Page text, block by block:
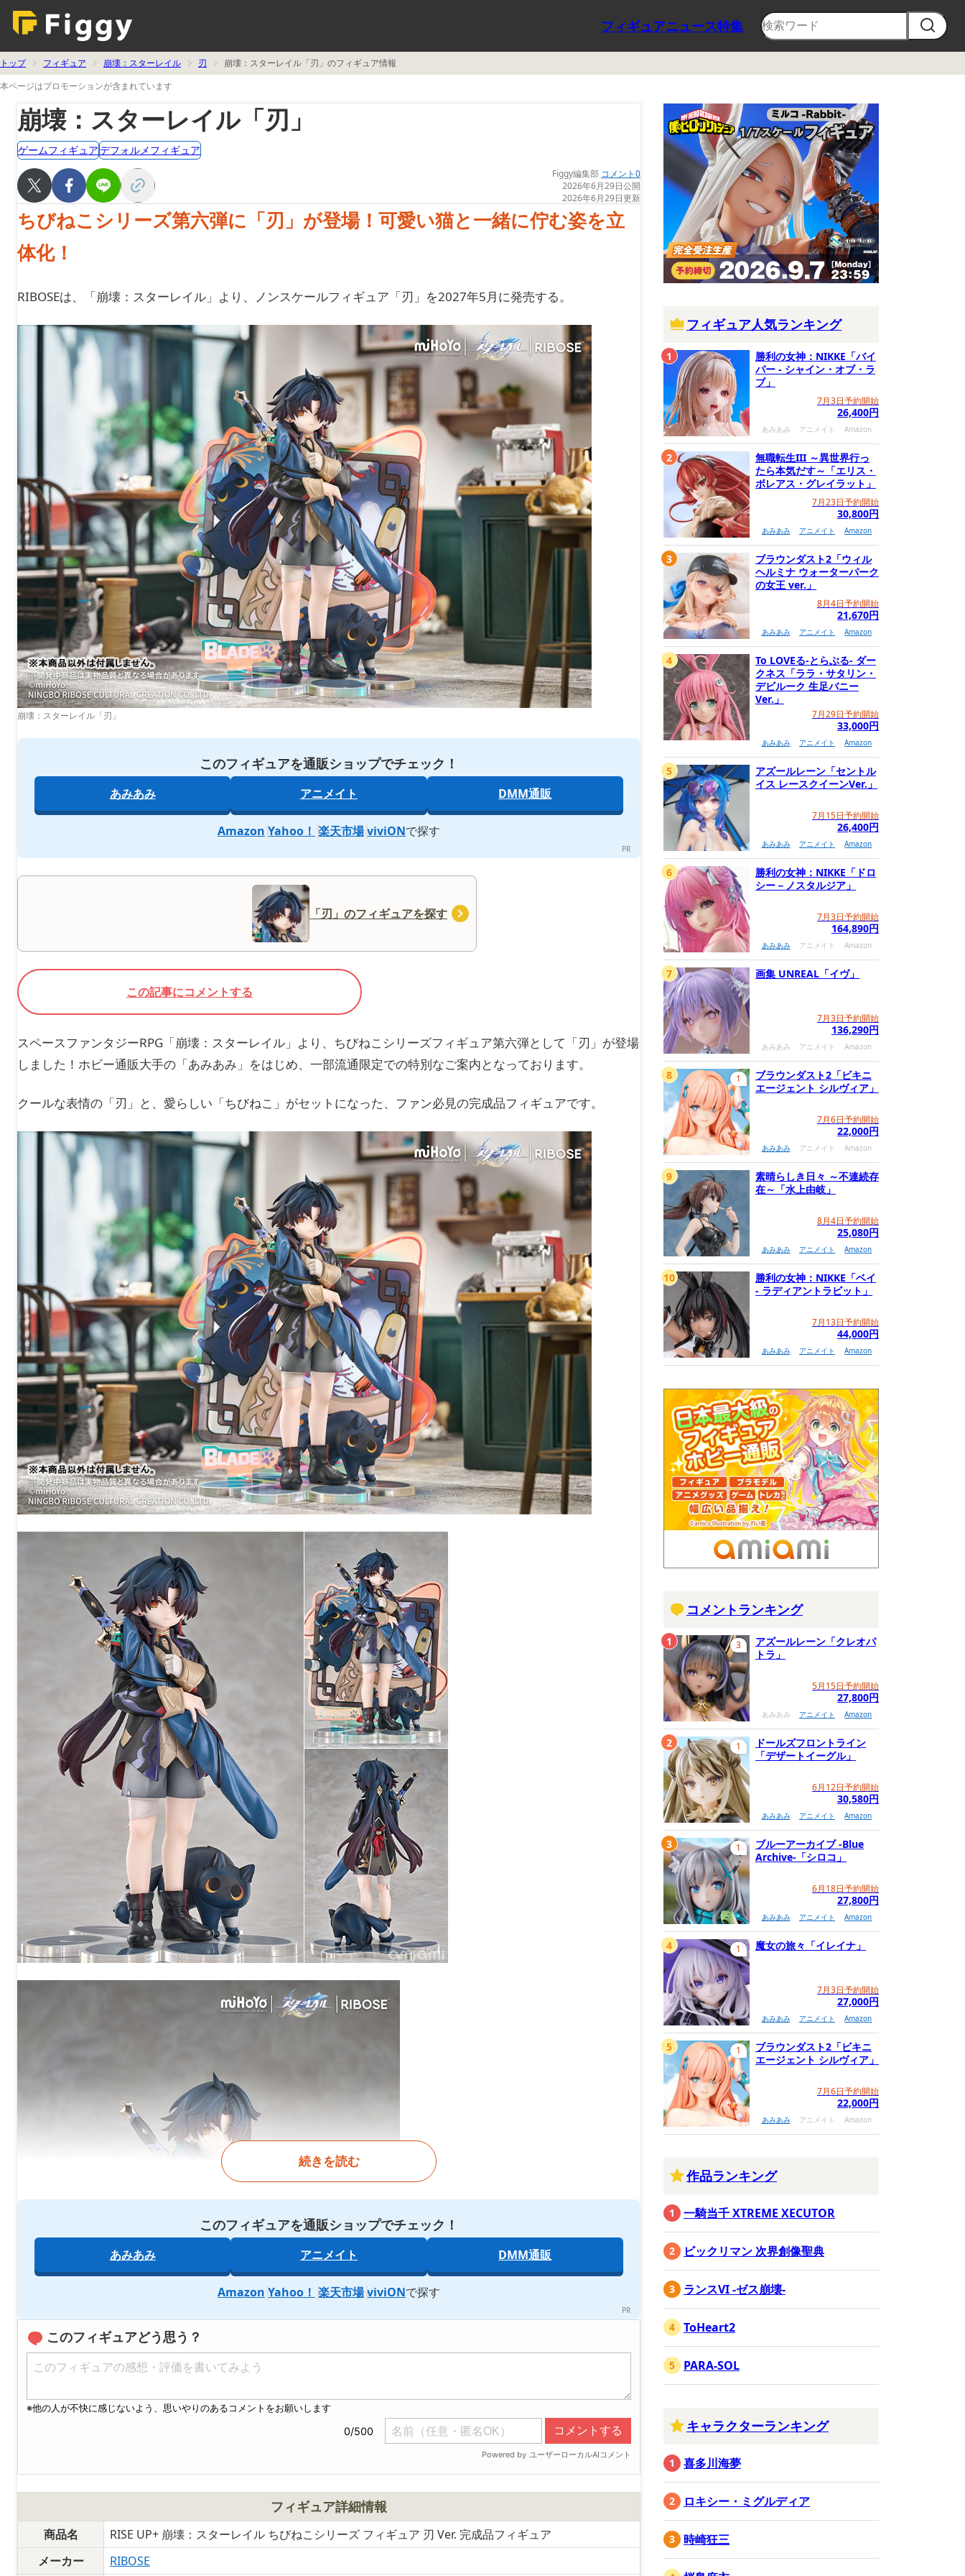
フィギュアニュース特集
トップ フィギュア 崩壊：スターレイル 刃
崩壊：スターレイル「刃」のフィギュア情報
本ページはプロモーションが含まれています
崩壊：スターレイル「刃」
ゲームフィギュアデフォルメフィギュア
Figgy編集部 コメント0
2026年6月29日公開
2026年6月29日更新
ちびねこシリーズ第六弾に「刃」が登場！可愛い猫と一緒に佇む姿を立
体化！
RIBOSEは、「崩壊：スターレイル」より、ノンスケールフィギュア「刃」を2027年5月に発売する。
崩壊：スターレイル「刃」
このフィギュアを通販ショップでチェック！
あみあみ アニメイト DMM通販
Amazon Yahoo！ 楽天市場 viviONで探す
「刃」のフィギュアを探す
この記事にコメントする
スペースファンタジーRPG「崩壊：スターレイル」より、ちびねこシリーズフィギュア第六弾として「刃」が登場
しました！ホビー通販大手の「あみあみ」をはじめ、一部流通限定での特別なご案内となっております。
クールな表情の「刃」と、愛らしい「ちびねこ」がセットになった、ファン必見の完成品フィギュアです。
続きを読む
このフィギュアを通販ショップでチェック！
あみあみ アニメイト DMM通販
Amazon Yahoo！ 楽天市場 viviONで探す
このフィギュアどう思う？
フィギュア詳細情報
商品名
RISE UP+ 崩壊：スターレイル ちびねこシリーズ フィギュア 刃 Ver. 完成品フィギュア
メーカー
RIBOSE
フィギュア人気ランキング
勝利の女神：NIKKE「バイ
パー - シャイン・オブ・ラ
ブ」
7月3日予約開始
26,400円
あみあみ アニメイト Amazon
1
無職転生III ～異世界行っ
たら本気だす～「エリス・
ボレアス・グレイラット」
7月23日予約開始
30,800円
あみあみ アニメイト Amazon
2
ブラウンダスト2「ウィル
ヘルミナ ウォーターパーク
の女王 ver.」
8月4日予約開始
21,670円
あみあみ アニメイト Amazon
3
To LOVEる-とらぶる- ダー
クネス「ララ・サタリン・
デビルーク 生足バニー
Ver.」
7月29日予約開始
33,000円
あみあみ アニメイト Amazon
4
アズールレーン「セントル
イス レースクイーンVer.」
7月15日予約開始
26,400円
あみあみ アニメイト Amazon
5
勝利の女神：NIKKE「ドロ
シー－ノスタルジア」
7月3日予約開始
164,890円
あみあみ アニメイト Amazon
6
画集 UNREAL「イヴ」
7月3日予約開始
136,290円
あみあみ アニメイト Amazon
7
ブラウンダスト2「ビキニ
エージェント シルヴィア」
7月6日予約開始
22,000円
あみあみ アニメイト Amazon
1
8
素晴らしき日々 ～不連続存
在～「水上由岐」
8月4日予約開始
25,080円
あみあみ アニメイト Amazon
9
勝利の女神：NIKKE「ベイ
- ラディアントラビット」
7月13日予約開始
44,000円
あみあみ アニメイト Amazon
10
コメントランキング
アズールレーン「クレオパ
トラ」
5月15日予約開始
27,800円
あみあみ アニメイト Amazon
3
1
ドールズフロントライン
「デザートイーグル」
6月12日予約開始
30,580円
あみあみ アニメイト Amazon
1
2
ブルーアーカイブ -Blue
Archive-「シロコ」
6月18日予約開始
27,800円
あみあみ アニメイト Amazon
1
3
魔女の旅々「イレイナ」
7月3日予約開始
27,000円
あみあみ アニメイト Amazon
1
4
ブラウンダスト2「ビキニ
エージェント シルヴィア」
7月6日予約開始
22,000円
あみあみ アニメイト Amazon
1
5
作品ランキング
一騎当千 XTREME XECUTOR
ビックリマン 次界創像聖典
ランスVI -ゼス崩壊-
ToHeart2
PARA-SOL
キャラクターランキング
喜多川海夢
ロキシー・ミグルディア
時崎狂三